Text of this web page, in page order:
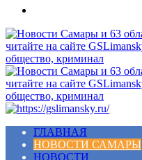
Меню
ГЛАВНАЯ
НОВОСТИ САМАРЫ
НОВОСТИ